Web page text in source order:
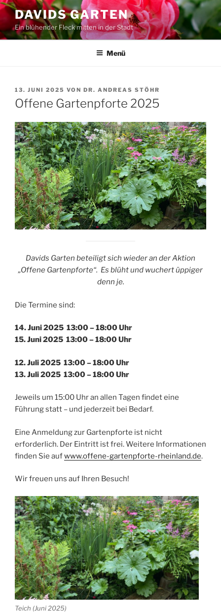
Zum
Inhalt
springen
DAVIDS GARTEN
Ein blühender Fleck mitten in der Stadt
Menü
VERÖFFENTLICHT
AM
13. JUNI 2025 VON DR. ANDREAS STÖHR
Offene Gartenpforte 2025
Davids Garten beteiligt sich wieder an der Aktion
„Offene Gartenpforte“. Es blüht und wuchert üppiger
denn je.
Die Termine sind:
14. Juni 2025 13:00 – 18:00 Uhr
15. Juni 2025 13:00 – 18:00 Uhr
12. Juli 2025 13:00 – 18:00 Uhr
13. Juli 2025 13:00 – 18:00 Uhr
Jeweils um 15:00 Uhr an allen Tagen findet eine
Führung statt – und jederzeit bei Bedarf.
Eine Anmeldung zur Gartenpforte ist nicht
erforderlich. Der Eintritt ist frei. Weitere Informationen
finden Sie aufwww.offene-gartenpforte-rheinland.de.
Wir freuen uns auf Ihren Besuch!
Teich (Juni 2025)